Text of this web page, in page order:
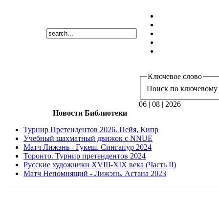
Ключевое слово
Поиск по ключевому
06 | 08 | 2026
Новости Библиотеки
Турнир Претендентов 2026. Пейя, Кипр
Учебный шахматный движок с NNUE
Матч Лижэнь - Гукеш. Сингапур 2024
Торонто. Турнир претендентов 2024
Русские художники XVIII-XIX века (Часть II)
Матч Непомнящий - Лижэнь. Астана 2023